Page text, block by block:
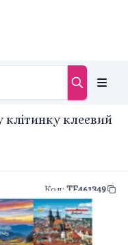
клеєвий
Код: TE461349